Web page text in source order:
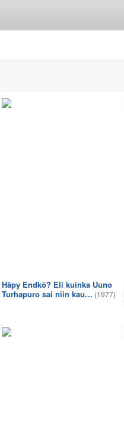
Häpy Endkö? Eli kuinka Uuno
Turhapuro sai niin kau… (1977)